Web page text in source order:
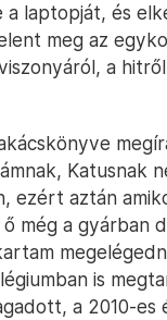
laptopját, és
meg az
a
Katusnak
ezért aztán
ő még a
is
a 2010-es